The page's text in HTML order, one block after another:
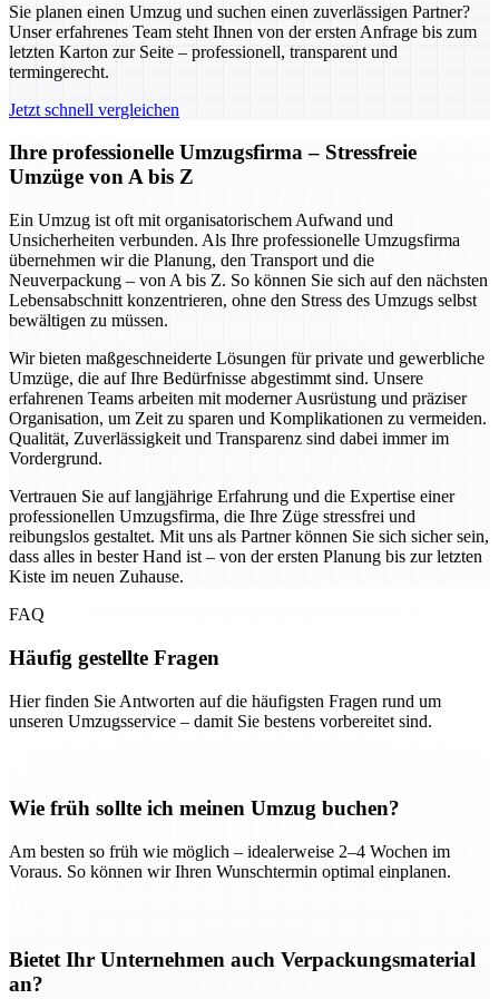
Sie planen einen Umzug und suchen einen zuverlässigen Partner?
Unser erfahrenes Team steht Ihnen von der ersten Anfrage bis zum
letzten Karton zur Seite – professionell, transparent und
termingerecht.
Jetzt schnell vergleichen
Ihre professionelle Umzugsfirma – Stressfreie
Umzüge von A bis Z
Ein Umzug ist oft mit organisatorischem Aufwand und
Unsicherheiten verbunden. Als Ihre professionelle Umzugsfirma
übernehmen wir die Planung, den Transport und die
Neuverpackung – von A bis Z. So können Sie sich auf den nächsten
Lebensabschnitt konzentrieren, ohne den Stress des Umzugs selbst
bewältigen zu müssen.
Wir bieten maßgeschneiderte Lösungen für private und gewerbliche
Umzüge, die auf Ihre Bedürfnisse abgestimmt sind. Unsere
erfahrenen Teams arbeiten mit moderner Ausrüstung und präziser
Organisation, um Zeit zu sparen und Komplikationen zu vermeiden.
Qualität, Zuverlässigkeit und Transparenz sind dabei immer im
Vordergrund.
Vertrauen Sie auf langjährige Erfahrung und die Expertise einer
professionellen Umzugsfirma, die Ihre Züge stressfrei und
reibungslos gestaltet. Mit uns als Partner können Sie sich sicher sein,
dass alles in bester Hand ist – von der ersten Planung bis zur letzten
Kiste im neuen Zuhause.
FAQ
Häufig gestellte Fragen
Hier finden Sie Antworten auf die häufigsten Fragen rund um
unseren Umzugsservice – damit Sie bestens vorbereitet sind.
Wie früh sollte ich meinen Umzug buchen?
Am besten so früh wie möglich – idealerweise 2–4 Wochen im
Voraus. So können wir Ihren Wunschtermin optimal einplanen.
Bietet Ihr Unternehmen auch Verpackungsmaterial
an?